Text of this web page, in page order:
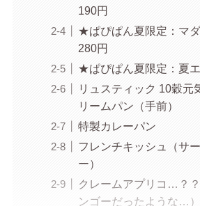
190円
★ぱぴぱん夏限定：マ
280円
★ぱぴぱん夏限定：夏
リュスティック 10穀元
リームパン（手前）
特製カレーパン
フレンチキッシュ（サ
ー）
クレームアプリコ…？
ンゴーだったような…）